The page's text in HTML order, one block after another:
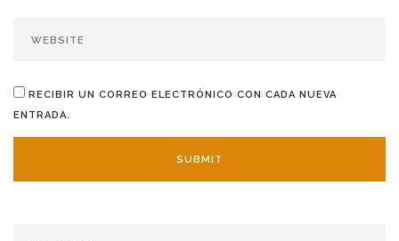
RECIBIR UN CORREO ELECTRÓNICO CON CADA NUEVA
ENTRADA.